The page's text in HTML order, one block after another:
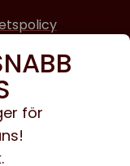
för